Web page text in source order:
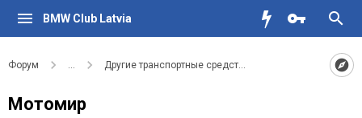
BMW Club Latvia
Форум ... Другие транспортные средства
Мотомир